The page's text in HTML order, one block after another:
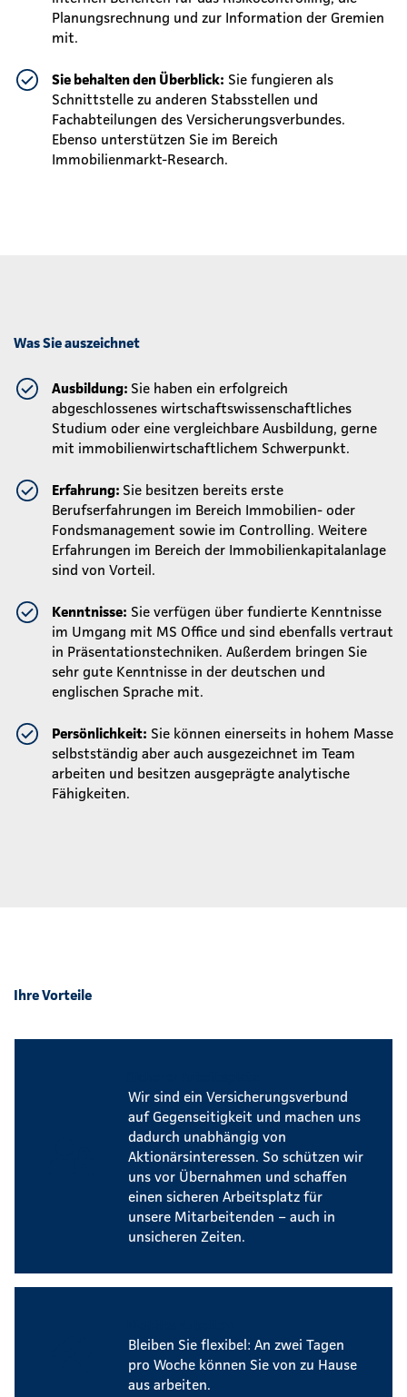
Planungsrechnung und zur Information der Gremien
mit.
Sie behalten den Überblick: Sie fungieren als
Schnittstelle zu anderen Stabsstellen und
Fachabteilungen des Versicherungsverbundes.
Ebenso unterstützen Sie im Bereich
Immobilienmarkt-Research.
Was Sie auszeichnet
Ausbildung: Sie haben ein erfolgreich
abgeschlossenes wirtschaftswissenschaftliches
Studium oder eine vergleichbare Ausbildung, gerne
mit immobilienwirtschaftlichem Schwerpunkt.
Erfahrung: Sie besitzen bereits erste
Berufserfahrungen im Bereich Immobilien- oder
Fondsmanagement sowie im Controlling. Weitere
Erfahrungen im Bereich der Immobilienkapitalanlage
sind von Vorteil.
Kenntnisse: Sie verfügen über fundierte Kenntnisse
im Umgang mit MS Office und sind ebenfalls vertraut
in Präsentationstechniken. Außerdem bringen Sie
sehr gute Kenntnisse in der deutschen und
englischen Sprache mit.
Persönlichkeit: Sie können einerseits in hohem Masse
selbstständig aber auch ausgezeichnet im Team
arbeiten und besitzen ausgeprägte analytische
Fähigkeiten.
Ihre Vorteile
Wir sind ein Versicherungsverbund
auf Gegenseitigkeit und machen uns
dadurch unabhängig von
Aktionärsinteressen. So schützen wir
uns vor Übernahmen und schaffen
einen sicheren Arbeitsplatz für
unsere Mitarbeitenden – auch in
unsicheren Zeiten.
Bleiben Sie flexibel: An zwei Tagen
pro Woche können Sie von zu Hause
aus arbeiten.